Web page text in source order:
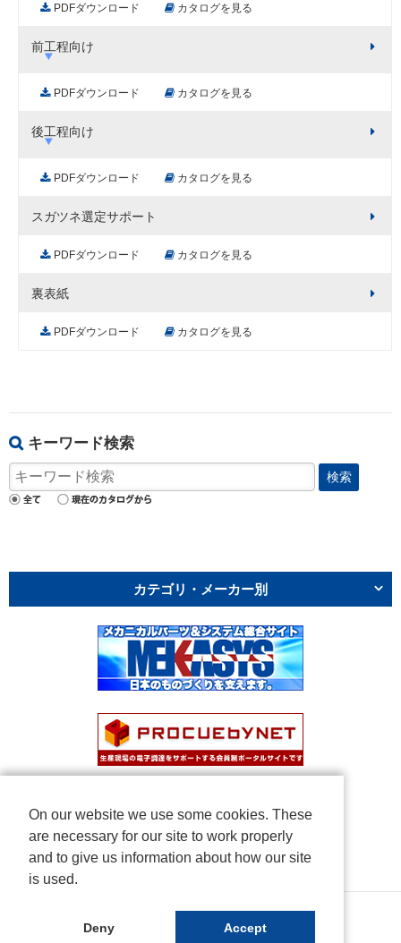
PDFダウンロード カタログを見る
前工程向け
PDFダウンロード カタログを見る
後工程向け
PDFダウンロード カタログを見る
スガツネ選定サポート
PDFダウンロード カタログを見る
裏表紙
PDFダウンロード カタログを見る
キーワード検索
検索
カテゴリ・メーカー別
On our website we use some cookies. These
are necessary for our site to work properly
and to give us information about how our site
is used.
Deny Accept